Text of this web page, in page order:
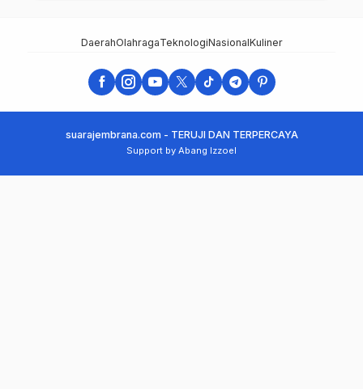
DaerahOlahragaTeknologiNasionalKuliner
suarajembrana.com - TERUJI DAN TERPERCAYA
Support by Abang Izzoel